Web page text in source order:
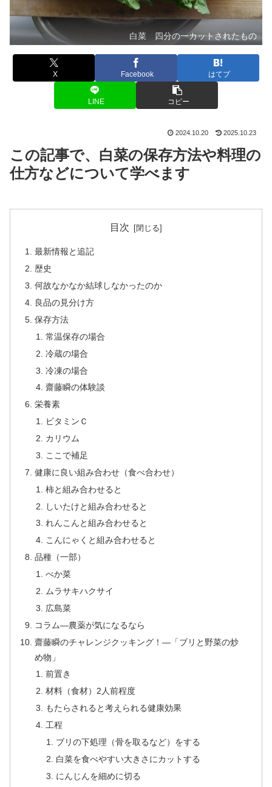
白菜 四分の一カットされたもの
X Facebook はてブ
LINE コピー
2024.10.20 2025.10.23
この記事で、白菜の保存方法や料理の
仕方などについて学べます
目次
最新情報と追記
歴史
何故なかなか結球しなかったのか
良品の見分け方
保存方法
常温保存の場合
冷蔵の場合
冷凍の場合
齋藤瞬の体験談
栄養素
ビタミンＣ
カリウム
ここで補足
健康に良い組み合わせ（食べ合わせ）
柿と組み合わせると
しいたけと組み合わせると
れんこんと組み合わせると
こんにゃくと組み合わせると
品種（一部）
べか菜
ムラサキハクサイ
広島菜
コラム―農薬が気になるなら
齋藤瞬のチャレンジクッキング！―「ブリと野菜の炒
め物」
前置き
材料（食材）2人前程度
もたらされると考えられる健康効果
工程
ブリの下処理（骨を取るなど）をする
白菜を食べやすい大きさにカットする
にんじんを細めに切る